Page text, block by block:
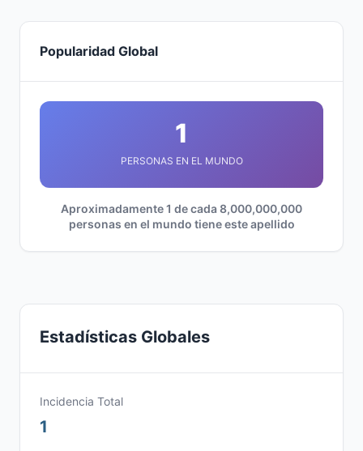
Popularidad Global
1
PERSONAS EN EL MUNDO
Aproximadamente 1 de cada 8,000,000,000
personas en el mundo tiene este apellido
Estadísticas Globales
Incidencia Total
1